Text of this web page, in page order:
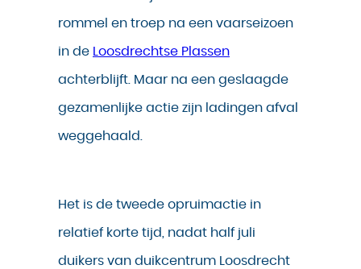
rommel en troep na een vaarseizoen
in de Loosdrechtse Plassen
achterblijft. Maar na een geslaagde
gezamenlijke actie zijn ladingen afval
weggehaald.
Het is de tweede opruimactie in
relatief korte tijd, nadat half juli
duikers van duikcentrum Loosdrecht